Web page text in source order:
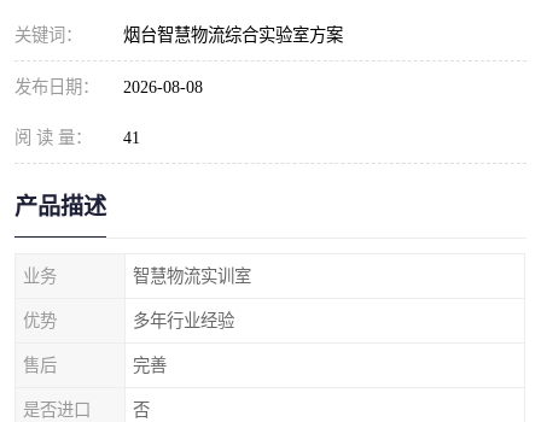
关键词： 烟台智慧物流综合实验室方案
发布日期： 2026-08-08
阅 读 量： 41
产品描述
业务 智慧物流实训室
优势 多年行业经验
售后 完善
是否进口 否